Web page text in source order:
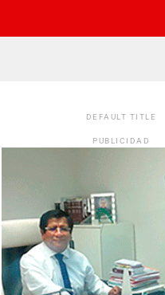
DEFAULT TITLE
PUBLICIDAD